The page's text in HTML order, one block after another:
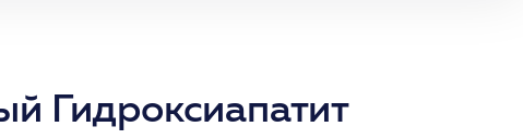
Гидроксиапатит